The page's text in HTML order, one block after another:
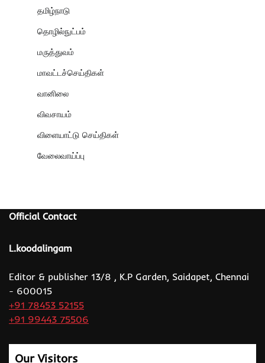
தமிழ்நாடு
தொழில்நுட்பம்
மருத்துவம்
மாவட்டச்செய்திகள்
வானிலை
விவசாயம்
விளையாட்டு செய்திகள்
வேலைவாய்ப்பு
Official Contact
L.koodalingam
Editor & publisher 13/8 , K.P Garden, Saidapet, Chennai
- 600015
+91 78453 52155
+91 99443 75506
Our Visitors